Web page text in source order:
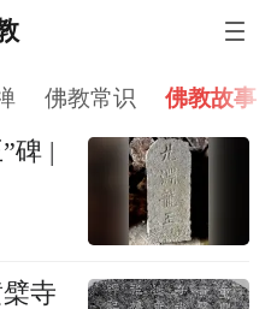
佛教常识 佛教故事
碑 |
寺